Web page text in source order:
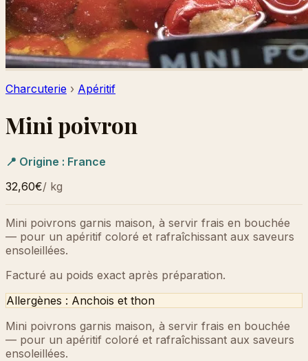
Charcuterie › Apéritif
Mini poivron
📍 Origine : France
32,60€/ kg
Mini poivrons garnis maison, à servir frais en bouchée
— pour un apéritif coloré et rafraîchissant aux saveurs
ensoleillées.
Facturé au poids exact après préparation.
Allergènes : Anchois et thon
Mini poivrons garnis maison, à servir frais en bouchée
— pour un apéritif coloré et rafraîchissant aux saveurs
ensoleillées.